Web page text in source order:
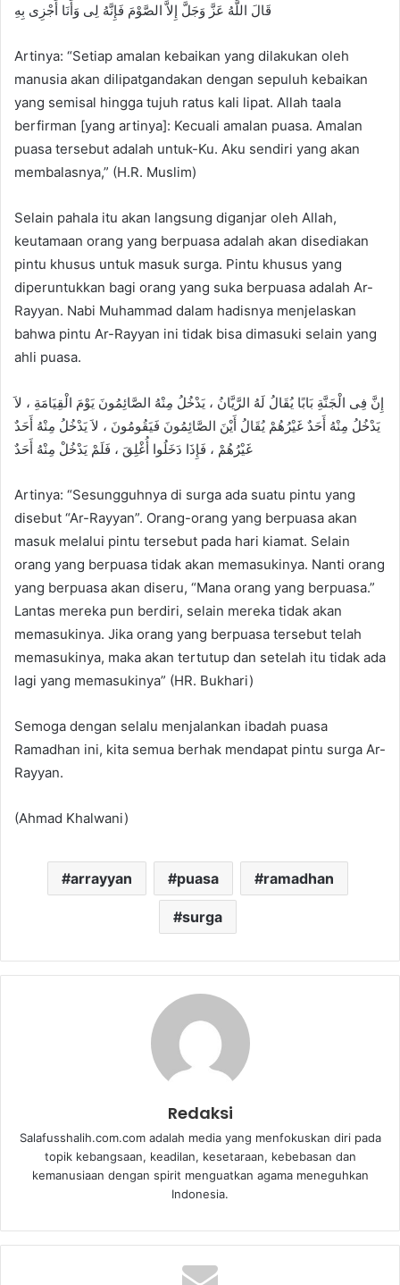
قَالَ اللَّهُ عَزَّ وَجَلَّ إِلاَّ الصَّوْمَ فَإِنَّهُ لِى وَأَنَا أَجْزِى بِهِ
Artinya: “Setiap amalan kebaikan yang dilakukan oleh
manusia akan dilipatgandakan dengan sepuluh kebaikan
yang semisal hingga tujuh ratus kali lipat. Allah taala
berfirman [yang artinya]: Kecuali amalan puasa. Amalan
puasa tersebut adalah untuk-Ku. Aku sendiri yang akan
membalasnya,” (H.R. Muslim)
Selain pahala itu akan langsung diganjar oleh Allah,
keutamaan orang yang berpuasa adalah akan disediakan
pintu khusus untuk masuk surga. Pintu khusus yang
diperuntukkan bagi orang yang suka berpuasa adalah Ar-
Rayyan. Nabi Muhammad dalam hadisnya menjelaskan
bahwa pintu Ar-Rayyan ini tidak bisa dimasuki selain yang
ahli puasa.
إِنَّ فِى الْجَنَّةِ بَابًا يُقَالُ لَهُ الرَّيَّانُ ، يَدْخُلُ مِنْهُ الصَّائِمُونَ يَوْمَ الْقِيَامَةِ ، لاَ
يَدْخُلُ مِنْهُ أَحَدٌ غَيْرُهُمْ يُقَالُ أَيْنَ الصَّائِمُونَ فَيَقُومُونَ ، لاَ يَدْخُلُ مِنْهُ أَحَدٌ
غَيْرُهُمْ ، فَإِذَا دَخَلُوا أُغْلِقَ ، فَلَمْ يَدْخُلْ مِنْهُ أَحَدٌ
Artinya: “Sesungguhnya di surga ada suatu pintu yang
disebut “Ar-Rayyan”. Orang-orang yang berpuasa akan
masuk melalui pintu tersebut pada hari kiamat. Selain
orang yang berpuasa tidak akan memasukinya. Nanti orang
yang berpuasa akan diseru, “Mana orang yang berpuasa.”
Lantas mereka pun berdiri, selain mereka tidak akan
memasukinya. Jika orang yang berpuasa tersebut telah
memasukinya, maka akan tertutup dan setelah itu tidak ada
lagi yang memasukinya” (HR. Bukhari)
Semoga dengan selalu menjalankan ibadah puasa
Ramadhan ini, kita semua berhak mendapat pintu surga Ar-
Rayyan.
(Ahmad Khalwani)
arrayyan puasa ramadhan
surga
Redaksi
Salafusshalih.com.com adalah media yang menfokuskan diri pada
topik kebangsaan, keadilan, kesetaraan, kebebasan dan
kemanusiaan dengan spirit menguatkan agama meneguhkan
Indonesia.